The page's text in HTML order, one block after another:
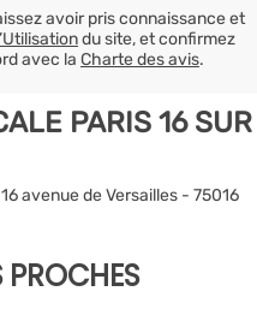
avoir pris connaissance et
du site, et confirmez
avec la Charte des avis.
PARIS 16 SUR
avenue de Versailles - 75016
PROCHES